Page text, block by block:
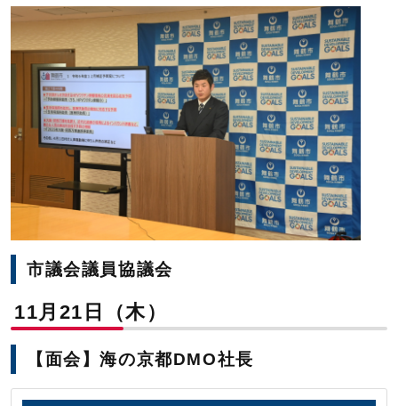
市議会議員協議会
11月21日（木）
【面会】海の京都DMO社長